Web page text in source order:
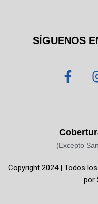
SÍGUENOS
F
a
o
o
-
(Excepto
Copyright 2024 | Todos
por